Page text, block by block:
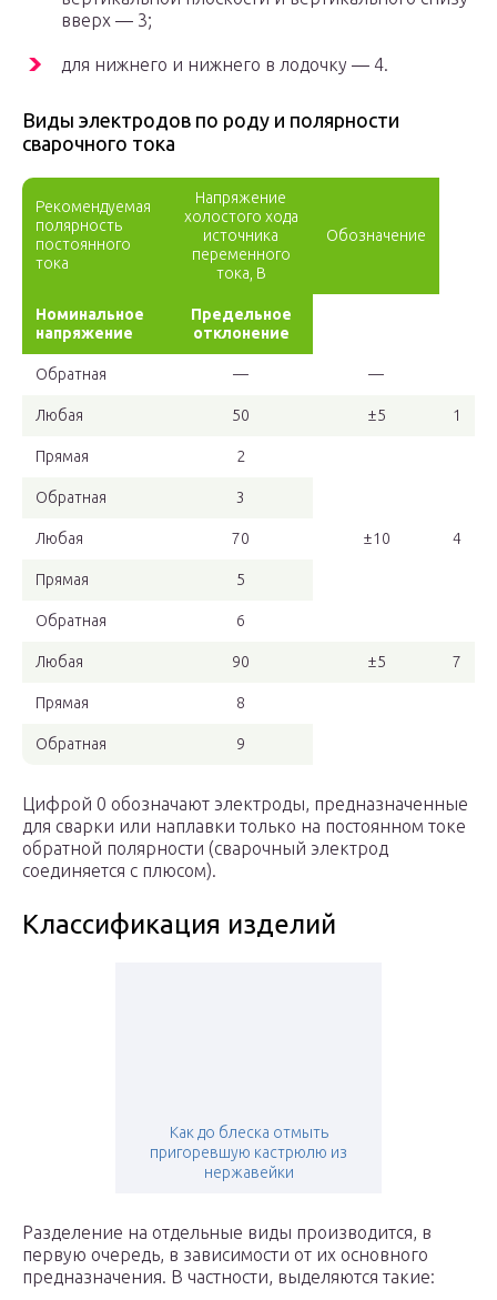
вверх — 3;
для нижнего и нижнего в лодочку — 4.
Виды электродов по роду и полярности
сварочного тока
Рекомендуемая
полярность
постоянного
тока
Напряжение
холостого хода
источника
переменного
тока, В
Обозначение
Номинальное
напряжение
Предельное
отклонение
Обратная — —
Любая 50 ±5 1
Прямая 2
Обратная 3
Любая 70 ±10 4
Прямая 5
Обратная 6
Любая 90 ±5 7
Прямая 8
Обратная 9
Цифрой 0 обозначают электроды, предназначенные
для сварки или наплавки только на постоянном токе
обратной полярности (сварочный электрод
соединяется с плюсом).
Классификация изделий
Как до блеска отмыть
пригоревшую кастрюлю из
нержавейки
Разделение на отдельные виды производится, в
первую очередь, в зависимости от их основного
предназначения. В частности, выделяются такие: